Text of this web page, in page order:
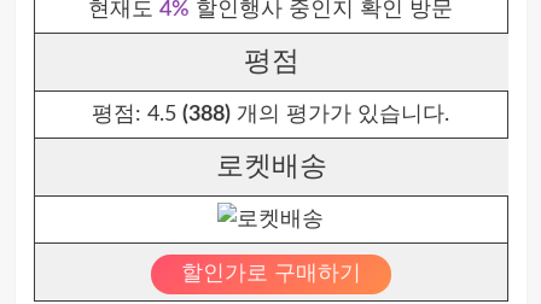
현재도 4% 할인행사 중인지 확인 방문
평점
평점: 4.5 (388) 개의 평가가 있습니다.
로켓배송
할인가로 구매하기